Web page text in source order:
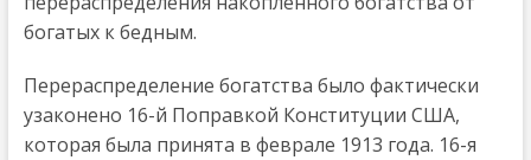
богатых к бедным.
Перераспределение богатства было фактически
узаконено 16-й Поправкой Конституции США,
которая была принята в феврале 1913 года. 16-я